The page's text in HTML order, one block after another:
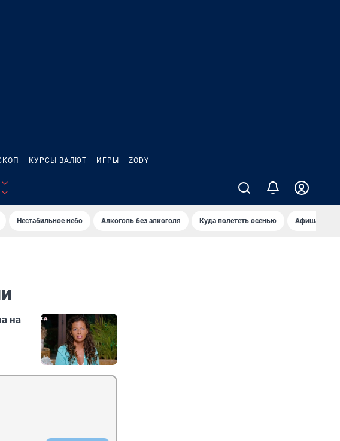
КУРСЫ ВАЛЮТ ИГРЫ ZODY
Нестабильное небо Алкоголь без алкоголя Куда полететь осенью Афиша на
на